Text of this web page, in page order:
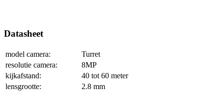
Datasheet
model camera:
Turret
resolutie camera:
8MP
kijkafstand:
40 tot 60 meter
lensgrootte:
2.8 mm